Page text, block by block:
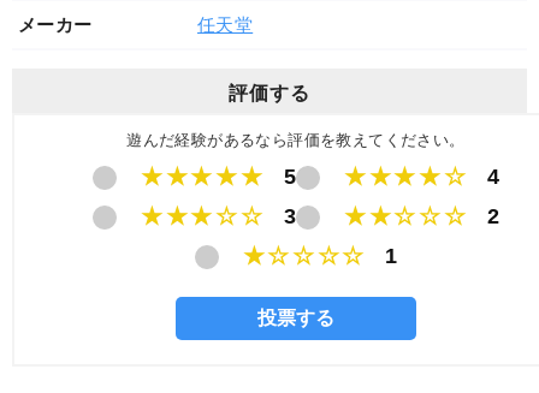
メーカー 任天堂
評価する
遊んだ経験があるなら評価を教えてください。
★★★★★ 5 ★★★★☆
4
★★★☆☆
3 ★★☆☆☆
2
★☆☆☆☆
1